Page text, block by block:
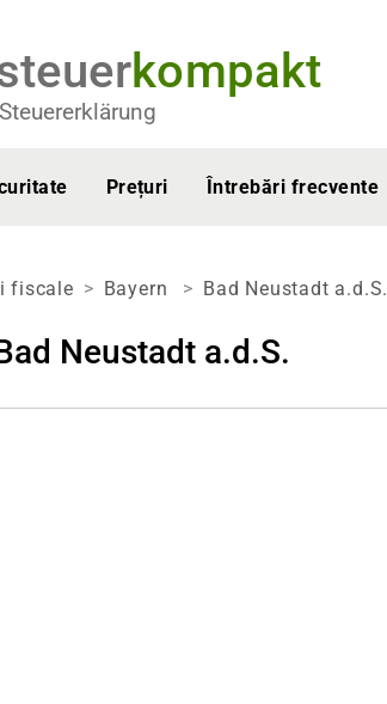
kompakt
Prețuri Întrebări frecvente
fiscale Bayern Bad Neustadt a.d.S.
Neustadt a.d.S.